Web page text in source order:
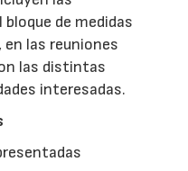
de medidas
las reuniones
las distintas
interesadas.